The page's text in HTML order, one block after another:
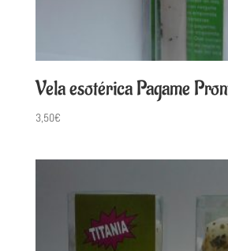
Vela esotérica Pagame
3,50€